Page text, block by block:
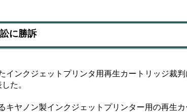
に勝訴
ンクジェットプリンタ用再生カートリッジ裁判
た。
ヤノン製インクジェットプリンター用の再生カ